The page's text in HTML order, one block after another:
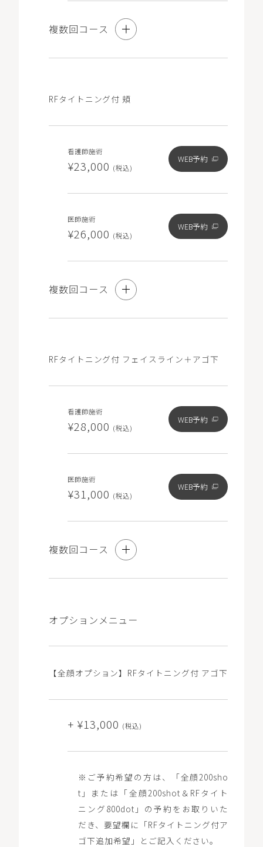
※3回コースは、10％OFFの価格（1回あたり ¥28,710/3
回分総額 ¥86,130）で施術を受けられるコースです。
複数回コース
10％オフ
看護師施術
¥51,300 (税込)
WEB予約
※コース契約をご希望の方も初回は「単発」と記載のある
メニューをお選びいただき、ご要望欄に「コース希望」と
ご記入ください。
記載のある0円のメニューをお選びください（マイページ
※3回コースは、10％OFFの価格（1回あたり ¥17,100/3
回分総額 ¥51,300）で施術を受けられるコースです。
RFタイトニング付 頬
看護師施術
¥23,000 (税込)
WEB予約
医師施術
¥26,000 (税込)
WEB予約
複数回コース
10％オフ
看護師施術
¥62,100 (税込)
WEB予約
※コース契約をご希望の方も初回は「単発」と記載のある
メニューをお選びいただき、ご要望欄に「コース希望」と
ご記入ください。
記載のある0円のメニューをお選びください（マイページ
※3回コースは、10％OFFの価格（1回あたり ¥20,700/3
回分総額 ¥62,100）で施術を受けられるコースです。
RFタイトニング付 フェイスライン＋アゴ下
看護師施術
¥28,000 (税込)
WEB予約
医師施術
¥31,000 (税込)
WEB予約
複数回コース
10％オフ
看護師施術
WEB予約
※コース契約をご希望の方も初回は「単発」と記載のある
記載のある0円のメニューをお選びください（マイページ
の「チケット」から選択・予約が可能です）。
※3回コースは、10％OFFの価格（1回あたり ¥25,200/3
回分総額 ¥75,600）で施術を受けられるコースです。
オプションメニュー
【全顔オプション】RFタイトニング付 アゴ下
+ ¥13,000 (税込)
※ご予約希望の方は、「全顔200sho
t」または「全顔200shot＆RFタイト
ニング800dot」の予約をお取りいた
だき、要望欄に「RFタイトニング付ア
ゴ下追加希望」とご記入ください。